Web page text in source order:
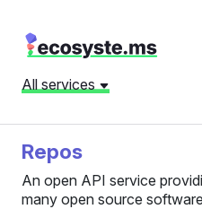
All services
Repos
An open API service
many open source